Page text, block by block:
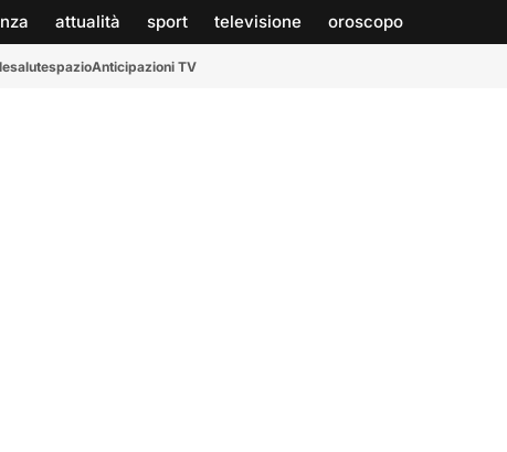
attualità sport televisione oroscopo
salutespazioAnticipazioni TV